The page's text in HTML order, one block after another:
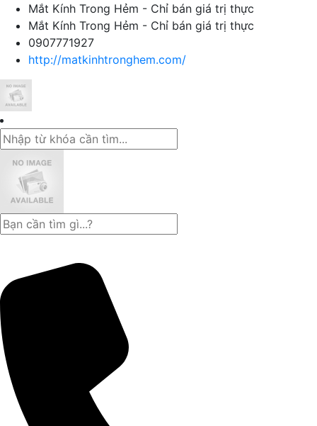
Mắt Kính Trong Hẻm - Chỉ bán giá trị thực
Mắt Kính Trong Hẻm - Chỉ bán giá trị thực
0907771927
http://matkinhtronghem.com/